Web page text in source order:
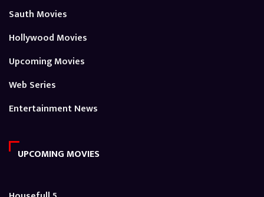
Sauth Movies
Hollywood Movies
Upcoming Movies
Web Series
Entertainment News
UPCOMING MOVIES